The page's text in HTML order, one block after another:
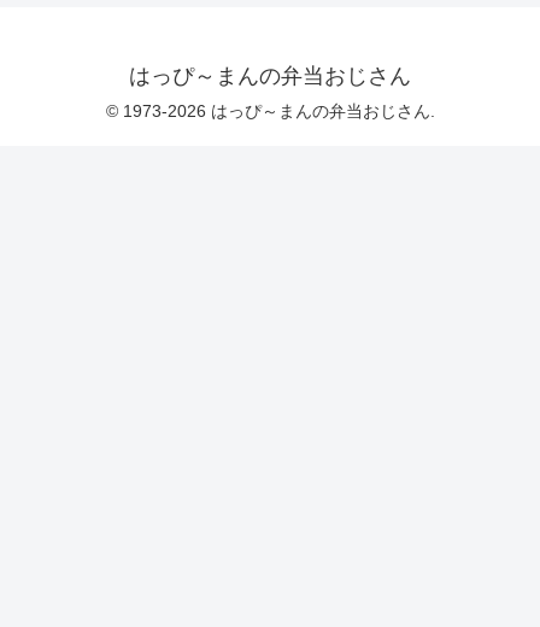
はっぴ～まんの弁当おじさん
© 1973-2026 はっぴ～まんの弁当おじさん.